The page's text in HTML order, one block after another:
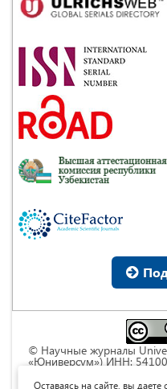
© Научные журналы
«Юниверсум») ИНН:
Commons « Attribution»
Оставаясь на сайте, вы